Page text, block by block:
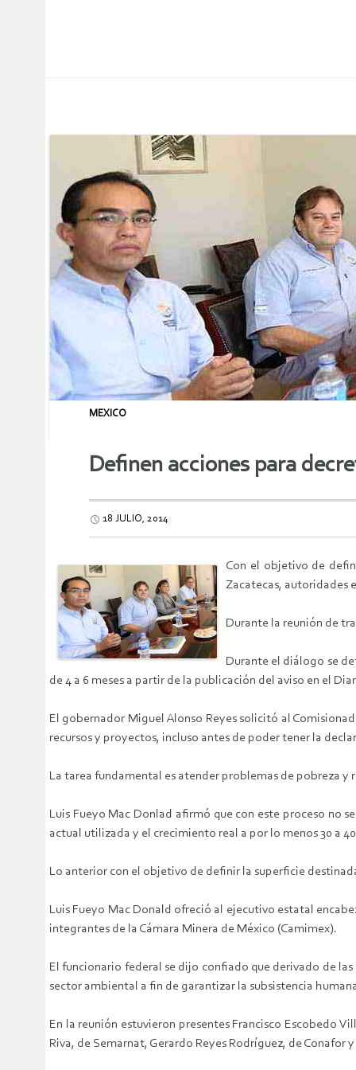
MEXICO
Definen acciones para
18 JULIO, 2014
Con el objetivo de
Zacatecas, autoridades
Durante la reunión de
Durante el diálogo se
de 4 a 6 meses a partir de la publicación del aviso en el
El gobernador Miguel Alonso Reyes solicitó al
recursos y proyectos, incluso antes de poder tener la
La tarea fundamental es atender problemas de pobreza y
Luis Fueyo Mac Donlad afirmó que con este proceso no
actual utilizada y el crecimiento real a por lo menos 30 a
Lo anterior con el objetivo de definir la superficie
Luis Fueyo Mac Donald ofreció al ejecutivo estatal
integrantes de la Cámara Minera de México (Camimex).
El funcionario federal se dijo confiado que derivado de
sector ambiental a fin de garantizar la subsistencia
En la reunión estuvieron presentes Francisco Escobedo
Riva, de Semarnat, Gerardo Reyes Rodríguez, de